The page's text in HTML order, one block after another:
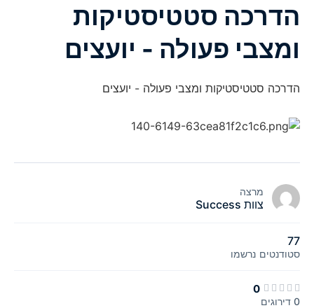
הדרכה סטטיסטיקות
ומצבי פעולה - יועצים
הדרכה סטטיסטיקות ומצבי פעולה - יועצים
מרצה
צוות Success
77
סטודנטים נרשמו
0
0 דירוגים